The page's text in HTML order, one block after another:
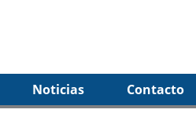
Noticias Contacto